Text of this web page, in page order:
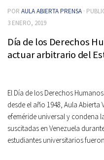
POR AULA ABIERTA PRENSA ·
3 ENERO, 2019
Día de los Derechos
actuar arbitrario del
El Día de los Derechos
desde el año 1948, Aula
efeméride universal y condena
suscitadas en Venezuela
estudiantes universitarios